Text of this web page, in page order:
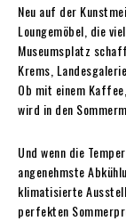
Neu auf der
Loungemöbel, die
Museumsplatz
Krems,
Ob mit einem
wird in den
Und wenn die
angenehmste
klimatisierte
perfekten